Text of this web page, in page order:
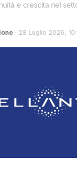
e crescita nel
· 28 Luglio 2026,